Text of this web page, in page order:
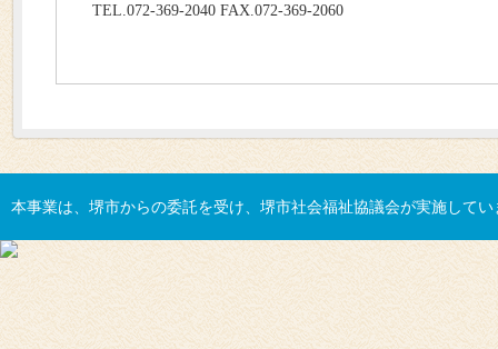
TEL.072-369-2040 FAX.072-369-2060
本事業は、堺市からの委託を受け、堺市社会福祉協議会が実施してい